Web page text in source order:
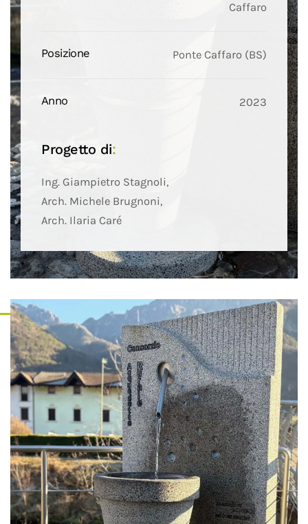
Caffaro
Posizione Ponte Caffaro (BS)
Anno 2023
Progetto di:
Ing. Giampietro Stagnoli,
Arch. Michele Brugnoni,
Arch. Ilaria Caré